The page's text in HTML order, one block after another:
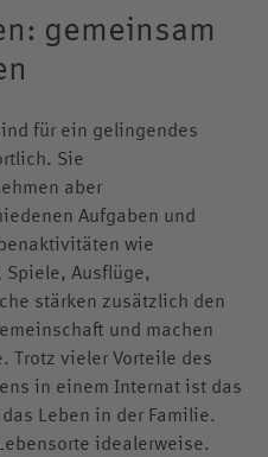
gemeinsam
für ein gelingendes
Sie
aber
Aufgaben und
wie
Spiele, Ausflüge,
stärken zusätzlich den
und machen
Trotz vieler Vorteile des
in einem Internat ist das
Leben in der Familie.
idealerweise.